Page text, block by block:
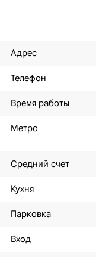
Адрес
Телефон
Время работы
Метро
Средний счет
Кухня
Парковка
Вход